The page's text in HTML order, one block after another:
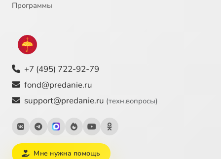
Программы
+7 (495) 722-92-79
fond@predanie.ru
support@predanie.ru (техн.вопросы)
Мне нужна помощь